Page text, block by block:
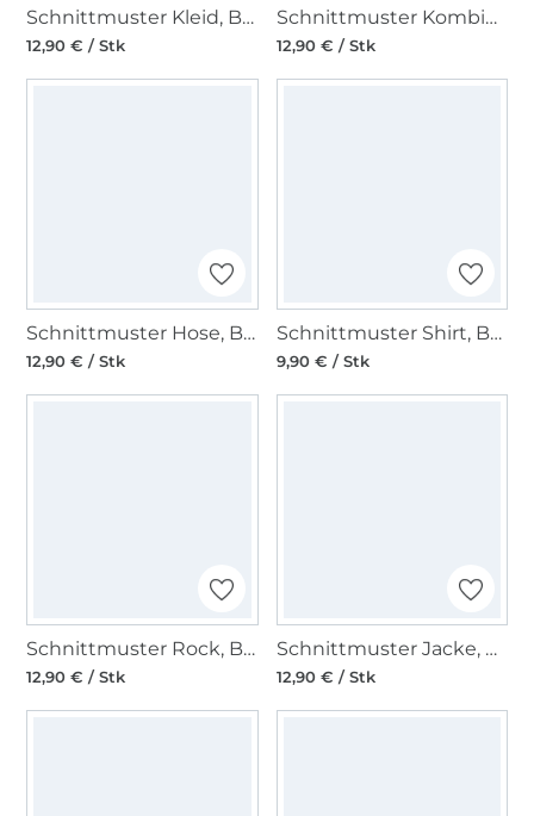
Schnittmuster Kleid, Burda 5948
12,90 € / Stk
Schnittmuster Kombination, Burda Kids 9250
12,90 € / Stk
Schnittmuster Hose, Burda 6035
12,90 € / Stk
Schnittmuster Shirt, Burda 6028
9,90 € / Stk
Schnittmuster Rock, Burda 6027
12,90 € / Stk
Schnittmuster Jacke, Burda 6090
12,90 € / Stk